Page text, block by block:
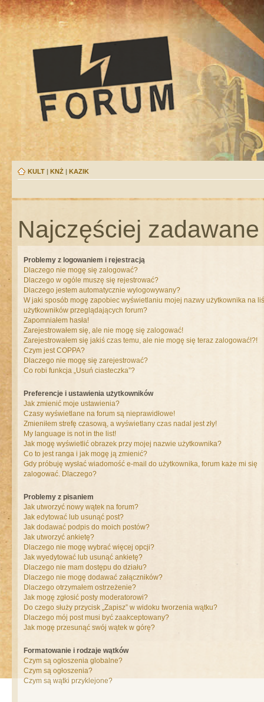
KULT | KNŻ | KAZIK
Najczęściej
Problemy z logowaniem i rejestracją
Dlaczego nie mogę się zalogować?
Dlaczego w ogóle muszę się rejestrować?
Dlaczego jestem automatycznie wylogowywany?
W jaki sposób mogę zapobiec wyświetlaniu mojej nazwy użytkownika na
użytkowników przeglądających forum?
Zapomniałem hasła!
Zarejestrowałem się, ale nie mogę się zalogować!
Zarejestrowałem się jakiś czas temu, ale nie mogę się teraz zalogować!?!
Czym jest COPPA?
Dlaczego nie mogę się zarejestrować?
Co robi funkcja „Usuń ciasteczka”?
Preferencje i ustawienia użytkowników
Jak zmienić moje ustawienia?
Czasy wyświetlane na forum są nieprawidłowe!
Zmieniłem strefę czasową, a wyświetlany czas nadal jest zły!
My language is not in the list!
Jak mogę wyświetlić obrazek przy mojej nazwie użytkownika?
Co to jest ranga i jak mogę ją zmienić?
Gdy próbuję wysłać wiadomość e-mail do użytkownika, forum każe mi się
zalogować. Dlaczego?
Problemy z pisaniem
Jak utworzyć nowy wątek na forum?
Jak edytować lub usunąć post?
Jak dodawać podpis do moich postów?
Jak utworzyć ankietę?
Dlaczego nie mogę wybrać więcej opcji?
Jak wyedytować lub usunąć ankietę?
Dlaczego nie mam dostępu do działu?
Dlaczego nie mogę dodawać załączników?
Dlaczego otrzymałem ostrzeżenie?
Jak mogę zgłosić posty moderatorowi?
Do czego służy przycisk „Zapisz” w widoku tworzenia wątku?
Dlaczego mój post musi być zaakceptowany?
Jak mogę przesunąć swój wątek w górę?
Formatowanie i rodzaje wątków
Czym są ogłoszenia globalne?
Czym są ogłoszenia?
Czym są wątki przyklejone?